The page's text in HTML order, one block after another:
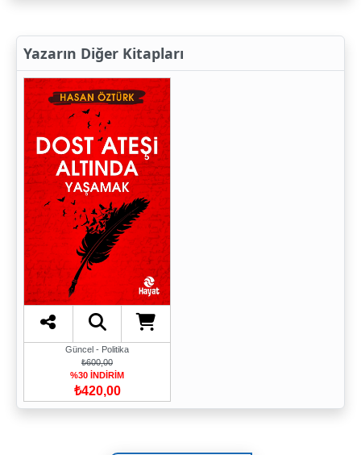
Yazarın Diğer Kitapları
Güncel - Politika
₺600,00
%30 İNDİRİM
₺420,00